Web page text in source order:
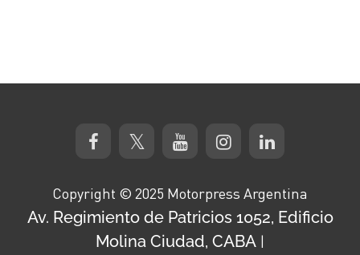
Copyright © 2025 Motorpress Argentina
Av. Regimiento de Patricios 1052, Edificio
Molina Ciudad, CABA |